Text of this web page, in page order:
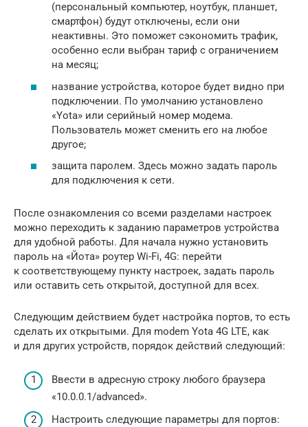
(персональный компьютер, ноутбук, планшет,
смартфон) будут отключены, если они
неактивны. Это поможет сэкономить трафик,
особенно если выбран тариф с ограничением
на месяц;
название устройства, которое будет видно при
подключении. По умолчанию установлено
«Yota» или серийный номер модема.
Пользователь может сменить его на любое
другое;
защита паролем. Здесь можно задать пароль
для подключения к сети.
После ознакомления со всеми разделами настроек
можно переходить к заданию параметров устройства
для удобной работы. Для начала нужно установить
пароль на «Йота» роутер Wi-Fi, 4G: перейти
к соответствующему пункту настроек, задать пароль
или оставить сеть открытой, доступной для всех.
Следующим действием будет настройка портов, то есть
сделать их открытыми. Для modem Yota 4G LTE, как
и для других устройств, порядок действий следующий:
Ввести в адресную строку любого браузера
«10.0.0.1/advanced».
Настроить следующие параметры для портов: